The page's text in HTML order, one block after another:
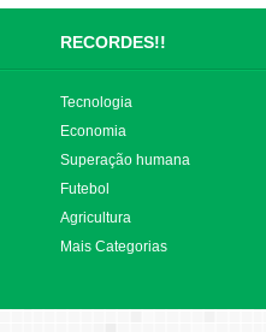
RECORDES!!
Tecnologia
Economia
Superação humana
Futebol
Agricultura
Mais Categorias